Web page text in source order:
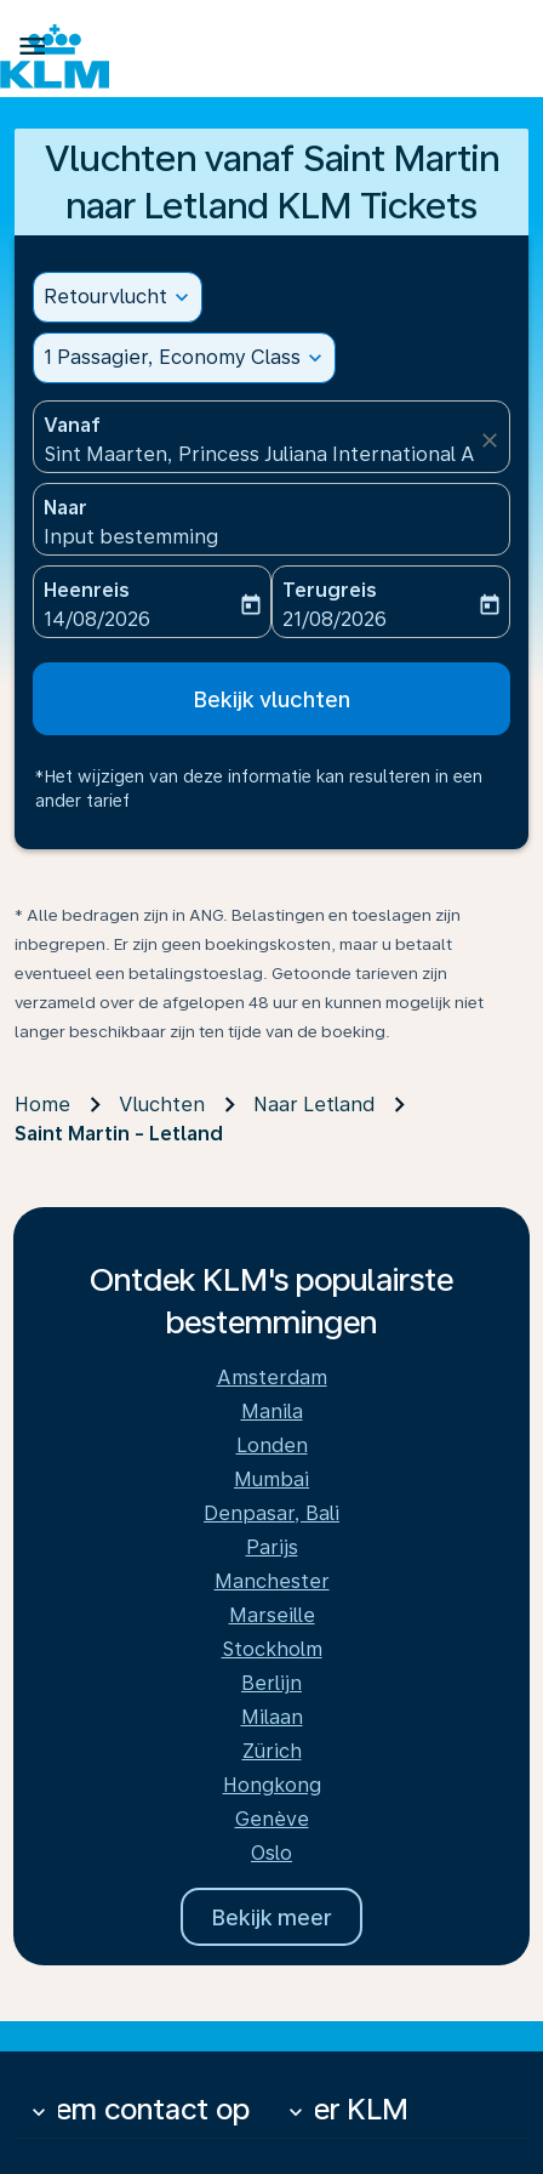

Vluchten vanaf Saint Martin
naar Letland KLM Tickets
Retourvlucht expand_more
1 Passagier, Economy Class expand_more
Vanaf
Sint Maarten, Princess Juliana International
close
Naar
Input bestemming
Heenreis
fc-booking-departure-date-aria-label
14/08/2026
today
Terugreis
fc-booking-return-date-
21/08/2026
today
Bekijk vluchten
*Het wijzigen van deze informatie kan resulteren in een
ander tarief
* Alle bedragen zijn in ANG. Belastingen en toeslagen zijn
inbegrepen. Er zijn geen boekingskosten, maar u betaalt
eventueel een betalingstoeslag. Getoonde tarieven zijn
verzameld over de afgelopen 48 uur en kunnen mogelijk niet
langer beschikbaar zijn ten tijde van de boeking.
Home Vluchten
Naar Letland
Saint Martin - Letland
Ontdek KLM's populairste
bestemmingen
Amsterdam
Manila
Londen
Mumbai
Denpasar, Bali
Parijs
Manchester
Marseille
Stockholm
Berlijn
Milaan
Zürich
Hongkong
Genève
Oslo
Bekijk meer
Neem contact op
keyboard_arrow_down Over KLM
keyboard_arrow_down